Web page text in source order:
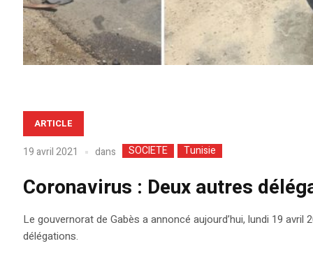
ARTICLE
19 avril 2021 dans SOCIETE Tunisie
Coronavirus : Deux autres
Le gouvernorat de Gabès a annoncé aujourd’hui, lundi 19
délégations.